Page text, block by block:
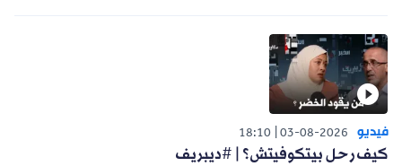
فيديو 03-08-2026
18:10
كيف رحل بيتكوفيتش؟ | #ديبريف